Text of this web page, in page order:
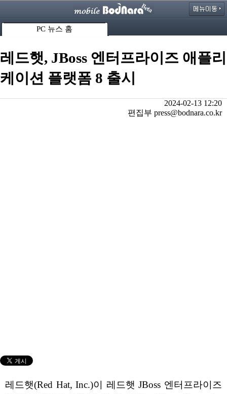
PC 뉴스 홈
레드햇, JBoss 엔터프라이즈 애플리
케이션 플랫폼 8 출시
2024-02-13 12:20
편집부 press@bodnara.co.kr
레드햇(Red Hat, Inc.)이 레드햇 JBoss 엔터프라이즈